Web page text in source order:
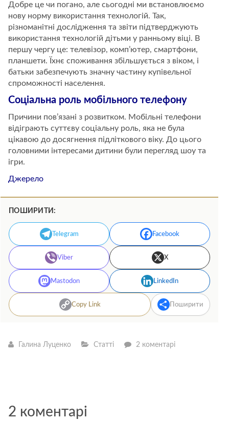
Добре це чи погано, але сьогодні ми встановлюємо
нову норму використання технологій. Так,
різноманітні дослідження та звіти підтверджують
використання технологій дітьми у ранньому віці. В
першу чергу це: телевізор, комп’ютер, смартфони,
планшети. Їхнє споживання збільшується з віком, і
батьки забезпечують значну частину купівельної
спроможності населення.
Соціальна роль мобільного телефону
Причини пов’язані з розвитком. Мобільні телефони
відіграють суттєву соціальну роль, яка не була
цікавою до досягнення підліткового віку. До цього
головними інтересами дитини були перегляд шоу та
ігри.
Джерело
ПОШИРИТИ:
Telegram Facebook
Viber X
Mastodon LinkedIn
Copy Link Поширити
Галина Луценко Статті 2 коментарі
2 коментарі